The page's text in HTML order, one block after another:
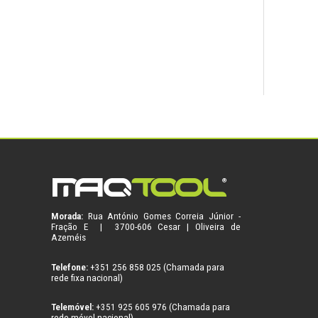
Morada: Rua António Gomes Correia Júnior -
Fração E | 3700-606 Cesar | Oliveira de
Azeméis
Telefone: +351 256 858 025 (Chamada para
rede fixa nacional)
Telemóvel: +351 925 605 976 (Chamada para